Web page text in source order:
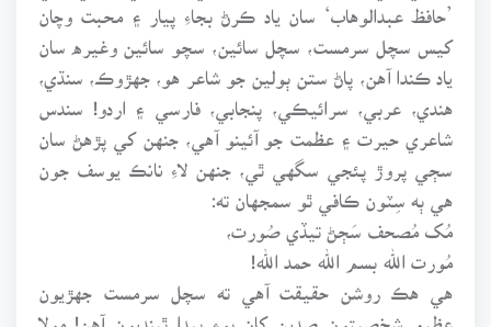
’حافظ عبدالوهاب‘ سان ياد ڪرڻ بجاءِ پيار ۽ محبت وچان
کيس سچل سرمست، سچل سائين، سچو سائين وغيره سان
ياد ڪندا آهن، پاڻ ستن ٻولين جو شاعر هو، جهڙوڪ، سنڌي،
هندي، عربي، سرائيڪي، پنجابي، فارسي ۽ اردو! سندس
شاعري حيرت ۽ عظمت جو آئينو آهي، جنهن کي پڙهڻ سان
سڄي پروڙ پئجي سگهي ٿي، جنهن لاءِ نانڪ يوسف جون
هي ٻه سِٽون ڪافي ٿو سمجهان ته:
مُک مُصحف سَڄڻ تيڏي صُورت،
مُورت الله بسم الله حمد الله!
هي هڪ روشن حقيقت آهي ته سچل سرمست جهڙيون
عظيم شخصيتون صدين کان پوءِ پيدا ٿينديون آهن! مولا